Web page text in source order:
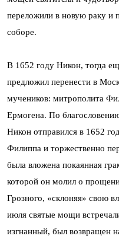
переложили в новую раку и
соборе.
В 1652 году Никон, тогда
предложил перенести в
мучеников: митрополита
Ермогена. По
Никон отправился в 1652
Филиппа и торжественно
была вложена покаянная
которой он молил о
Грозного, «склоняя» свою
июля святые мощи
изгнанный, был возвращен